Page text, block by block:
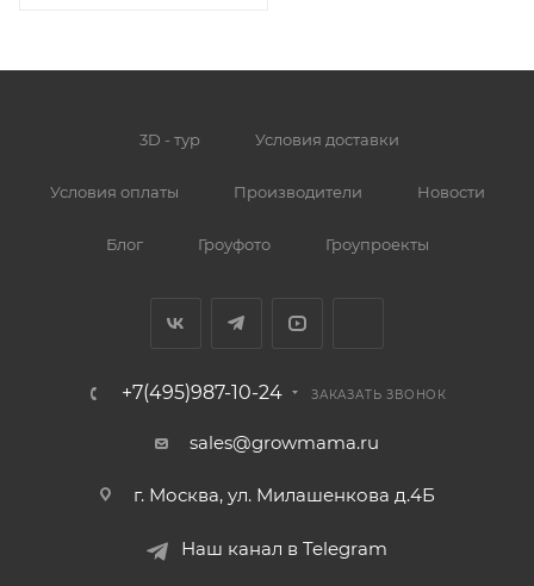
3D - тур Условия доставки
Условия оплаты Производители Новости
Блог Гроуфото Гроупроекты
+7(495)987-10-24 ЗАКАЗАТЬ ЗВОНОК
sales@growmama.ru
г. Москва, ул. Милашенкова д.4Б
Наш канал в Telegram